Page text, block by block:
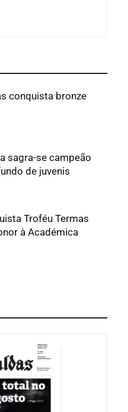
conquista bronze
sagra-se campeão
de juvenis
Troféu Termas
à Académica